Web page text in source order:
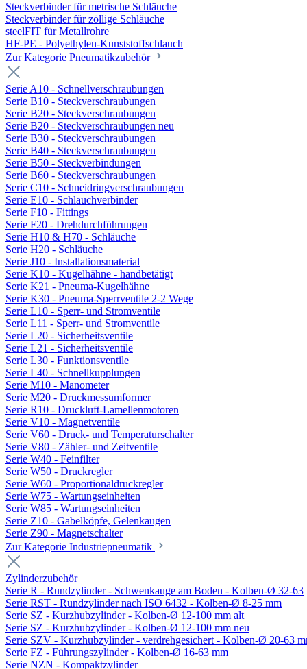
Steckverbinder für metrische Schläuche
Steckverbinder für zöllige Schläuche
steelFIT für Metallrohre
HF-PE - Polyethylen-Kunststoffschlauch
Zur Kategorie Pneumatikzubehör
Serie A10 - Schnellverschraubungen
Serie B10 - Steckverschraubungen
Serie B20 - Steckverschraubungen
Serie B20 - Steckverschraubungen neu
Serie B30 - Steckverschraubungen
Serie B40 - Steckverschraubungen
Serie B50 - Steckverbindungen
Serie B60 - Steckverschraubungen
Serie C10 - Schneidringverschraubungen
Serie E10 - Schlauchverbinder
Serie F10 - Fittings
Serie F20 - Drehdurchführungen
Serie H10 & H70 - Schläuche
Serie H20 - Schläuche
Serie J10 - Installationsmaterial
Serie K10 - Kugelhähne - handbetätigt
Serie K21 - Pneuma-Kugelhähne
Serie K30 - Pneuma-Sperrventile 2-2 Wege
Serie L10 - Sperr- und Stromventile
Serie L11 - Sperr- und Stromventile
Serie L20 - Sicherheitsventile
Serie L21 - Sicherheitsventile
Serie L30 - Funktionsventile
Serie L40 - Schnellkupplungen
Serie M10 - Manometer
Serie M20 - Druckmessumformer
Serie R10 - Druckluft-Lamellenmotoren
Serie V10 - Magnetventile
Serie V60 - Druck- und Temperaturschalter
Serie V80 - Zähler- und Zeitventile
Serie W40 - Feinfilter
Serie W50 - Druckregler
Serie W60 - Proportionaldruckregler
Serie W75 - Wartungseinheiten
Serie W85 - Wartungseinheiten
Serie Z10 - Gabelköpfe, Gelenkaugen
Serie Z90 - Magnetschalter
Zur Kategorie Industriepneumatik
Zylinderzubehör
Serie R - Rundzylinder - Schwenkauge am Boden - Kolben-Ø 32-63
Serie RST - Rundzylinder nach ISO 6432 - Kolben-Ø 8-25 mm
Serie SZ - Kurzhubzylinder - Kolben-Ø 12-100 mm alt
Serie SZ - Kurzhubzylinder - Kolben-Ø 12-100 mm neu
Serie SZV - Kurzhubzylinder - verdrehgesichert - Kolben-Ø 20-63
Serie FZ - Führungszylinder - Kolben-Ø 16-63 mm
Serie NZN - Kompaktzylinder